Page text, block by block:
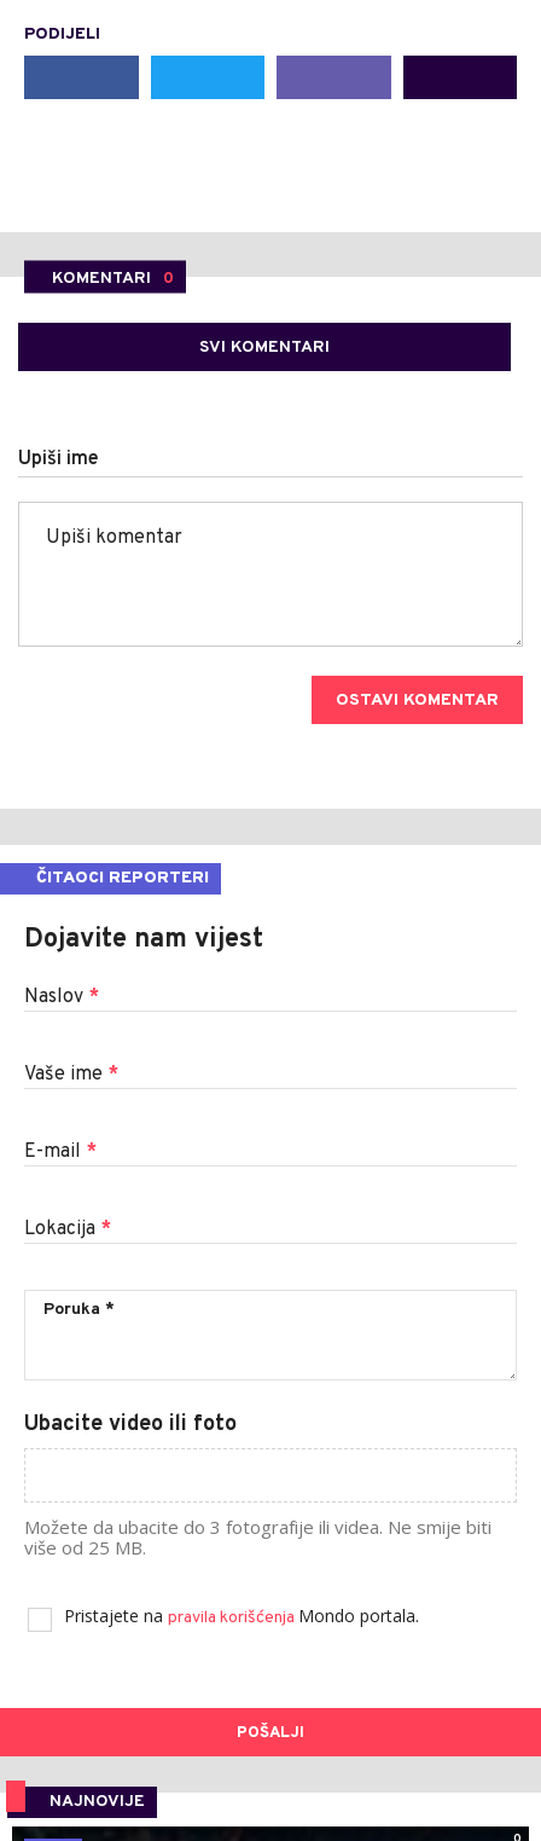
PODIJELI
KOMENTARI 0
SVI KOMENTARI
Upiši ime
OSTAVI KOMENTAR
ČITAOCI REPORTERI
Dojavite nam vijest
Naslov *
Vaše ime *
E-mail *
Lokacija *
Ubacite video ili foto
Možete da ubacite do 3 fotografije ili videa. Ne smije biti
više od 25 MB.
Pristajete na pravila korišćenja Mondo portala.
POŠALJI
NAJNOVIJE